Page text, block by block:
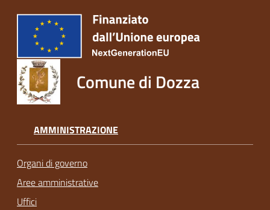
Comune di Dozza
AMMINISTRAZIONE
Organi di governo
Aree amministrative
Uffici